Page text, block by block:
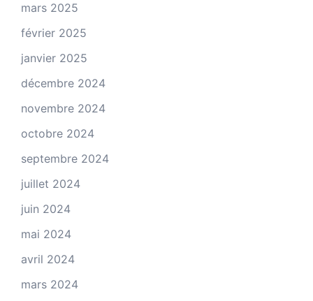
mars 2025
février 2025
janvier 2025
décembre 2024
novembre 2024
octobre 2024
septembre 2024
juillet 2024
juin 2024
mai 2024
avril 2024
mars 2024